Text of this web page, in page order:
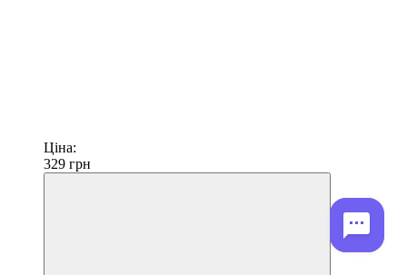
Ціна:
329 грн